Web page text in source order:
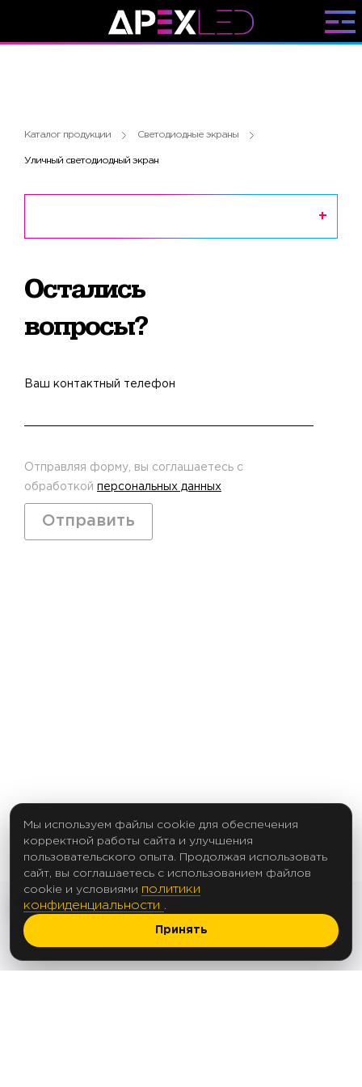
Каталог продукции Светодиодные экраны
Уличный светодиодный экран
Остались
вопросы?
Ваш контактный телефон
Отправляя форму, вы соглашаетесь с
обработкой персональных данных
Отправить
© 2012-2025
Мы используем файлы cookie для обеспечения
корректной работы сайта и улучшения
пользовательского опыта. Продолжая использовать
сайт, вы соглашаетесь с использованием файлов
cookie и условиями политики
конфиденциальности
Принять